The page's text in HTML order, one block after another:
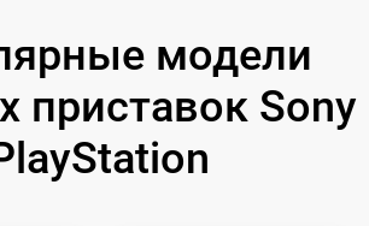
модели
приставок Sony